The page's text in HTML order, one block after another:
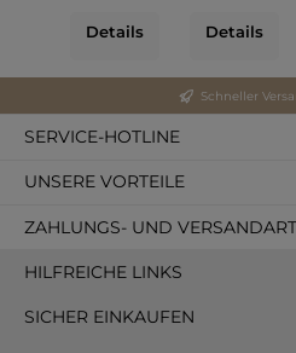
Details Details
Schneller
SERVICE-HOTLINE
UNSERE VORTEILE
ZAHLUNGS- UND
HILFREICHE LINKS
SICHER EINKAUFEN